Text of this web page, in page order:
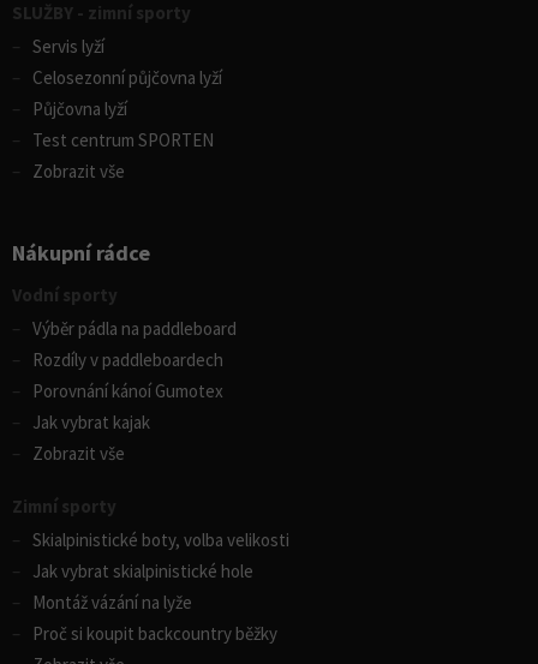
SLUŽBY - zimní sporty
Servis lyží
Celosezonní půjčovna lyží
Půjčovna lyží
Test centrum SPORTEN
Zobrazit vše
Nákupní rádce
Vodní sporty
Výběr pádla na paddleboard
Rozdíly v paddleboardech
Porovnání kánoí Gumotex
Jak vybrat kajak
Zobrazit vše
Zimní sporty
Skialpinistické boty, volba velikosti
Jak vybrat skialpinistické hole
Montáž vázání na lyže
Proč si koupit backcountry běžky